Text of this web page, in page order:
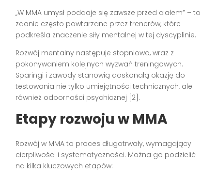
„W MMA umysł poddaje się zawsze przed ciałem” – to
zdanie często powtarzane przez trenerów, które
podkreśla znaczenie siły mentalnej w tej dyscyplinie.
Rozwój mentalny następuje stopniowo, wraz z
pokonywaniem kolejnych wyzwań treningowych.
Sparingi i zawody stanowią doskonałą okazję do
testowania nie tylko umiejętności technicznych, ale
również odporności psychicznej [2].
Etapy rozwoju w MMA
Rozwój w MMA to proces długotrwały, wymagający
cierpliwości i systematyczności. Można go podzielić
na kilka kluczowych etapów: